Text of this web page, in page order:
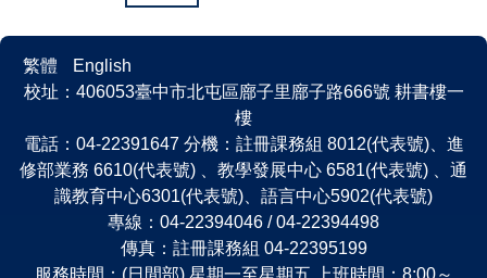
繁體
English
校址：406053臺中市北屯區廍子里廍子路666號 耕書樓一
樓
電話：04-22391647 分機：註冊課務組 8012(代表號)、進
修部業務 6610(代表號) 、教學發展中心 6581(代表號) 、通
識教育中心6301(代表號)、語言中心5902(代表號)
專線：04-22394046 / 04-22394498
傳真：註冊課務組 04-22395199
服務時間：(日間部) 星期一至星期五 上班時間：8:00～